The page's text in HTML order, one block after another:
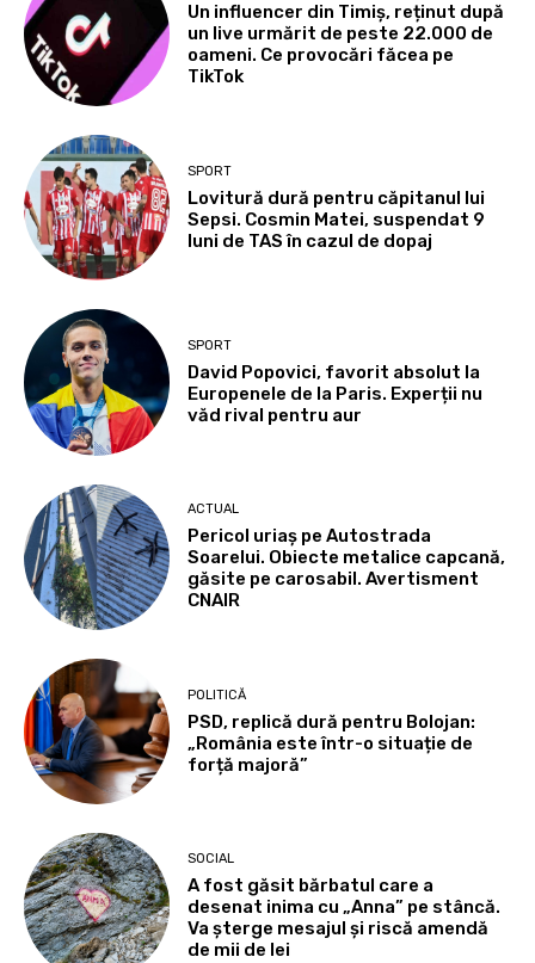
Un influencer din Timiș, reținut după
un live urmărit de peste 22.000 de
oameni. Ce provocări făcea pe
TikTok
SPORT
Lovitură dură pentru căpitanul lui
Sepsi. Cosmin Matei, suspendat 9
luni de TAS în cazul de dopaj
SPORT
David Popovici, favorit absolut la
Europenele de la Paris. Experții nu
văd rival pentru aur
ACTUAL
Pericol uriaș pe Autostrada
Soarelui. Obiecte metalice capcană,
găsite pe carosabil. Avertisment
CNAIR
POLITICĂ
PSD, replică dură pentru Bolojan:
„România este într-o situație de
forță majoră”
SOCIAL
A fost găsit bărbatul care a
desenat inima cu „Anna” pe stâncă.
Va șterge mesajul și riscă amendă
de mii de lei